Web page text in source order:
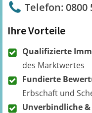
Telefon: 0800
Ihre Vorteile
Qualifizierte
des Marktwertes
Fundierte
Erbschaft und
Unverbindliche